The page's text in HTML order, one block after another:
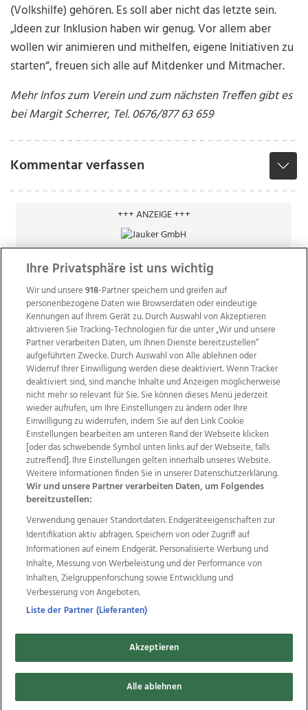
(Volkshilfe) gehören. Es soll aber nicht das letzte sein.
„Ideen zur Inklusion haben wir genug. Vor allem aber
wollen wir animieren und mithelfen, eigene Initiativen zu
starten“, freuen sich alle auf Mitdenker und Mitmacher.
Mehr Infos zum Verein und zum nächsten Treffen gibt es
bei Margit Scherrer, Tel. 0676/877 63 659
Kommentar verfassen
+++ ANZEIGE +++
Wir über uns Mediadaten Kontakt
Jobs
Datenschutz
Impressum
AGB Anzeigekunden
AGB Website
Ehrenkodex Politische Werbung
Weitere Angebote des Medienhauses Wimmer
TV1 di-mog-i.at OÖNow
Ischler Woche
Life Radio
OÖNachrichten
OÖN Immobilien
OÖN Karriere
OÖN Reise
Promenaden Galerien
Regionaljobs
wasistlos.at
Copyrights © 2026 Tips Zeitungs GmbH & Co KG
developed by11x11.net
Ihre Privatsphäre ist uns wichtig
Wir und unsere918-Partner speichern und greifen auf
personenbezogene Daten wie Browserdaten oder eindeutige
Kennungen auf Ihrem Gerät zu. Durch Auswahl von Akzeptieren
aktivieren Sie Tracking-Technologien für die unter „Wir und unsere
Partner verarbeiten Daten, um Ihnen Dienste bereitzustellen“
aufgeführten Zwecke. Durch Auswahl von Alle ablehnen oder
Widerruf Ihrer Einwilligung werden diese deaktiviert. Wenn Tracker
deaktiviert sind, sind manche Inhalte und Anzeigen möglicherweise
nicht mehr so relevant für Sie. Sie können dieses Menü jederzeit
wieder aufrufen, um Ihre Einstellungen zu ändern oder Ihre
Einwilligung zu widerrufen, indem Sie auf den Link Cookie
Einstellungen bearbeiten am unteren Rand der Webseite klicken
[oder das schwebende Symbol unten links auf der Webseite, falls
zutreffend]. Ihre Einstellungen gelten innerhalb unseres Website.
Weitere Informationen finden Sie in unserer Datenschutzerklärung.
Wir und unsere Partner verarbeiten Daten, um Folgendes
bereitzustellen:
Verwendung genauer Standortdaten. Endgeräteeigenschaften zur
Identifikation aktiv abfragen. Speichern von oder Zugriff auf
Informationen auf einem Endgerät. Personalisierte Werbung und
Inhalte, Messung von Werbeleistung und der Performance von
Inhalten, Zielgruppenforschung sowie Entwicklung und
Verbesserung von Angeboten.
Liste der Partner (Lieferanten)
Akzeptieren
Alle ablehnen